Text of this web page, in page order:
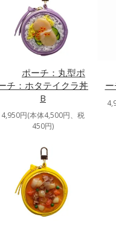
ポーチ：丸型ポ
チ：ホタテイクラ丼
B
4,950円(本体4,500円、税
450円)